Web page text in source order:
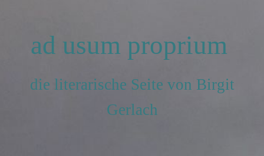
ad usum proprium
die literarische Seite von Birgit
Gerlach